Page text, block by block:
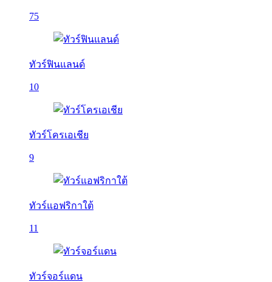
75
ทัวร์ฟินแลนด์
10
ทัวร์โครเอเชีย
9
ทัวร์แอฟริกาใต้
11
ทัวร์จอร์แดน